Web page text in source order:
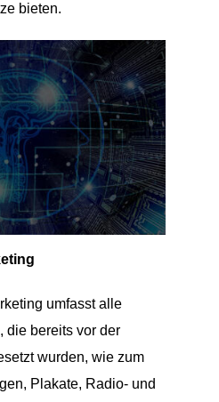
bieten.
umfasst alle
die bereits vor der
wurden, wie zum
Plakate, Radio- und